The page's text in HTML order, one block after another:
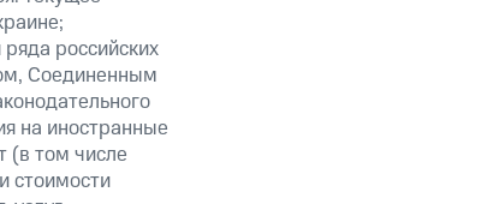
российских
Соединенным
на иностранные
(в том числе
стоимости